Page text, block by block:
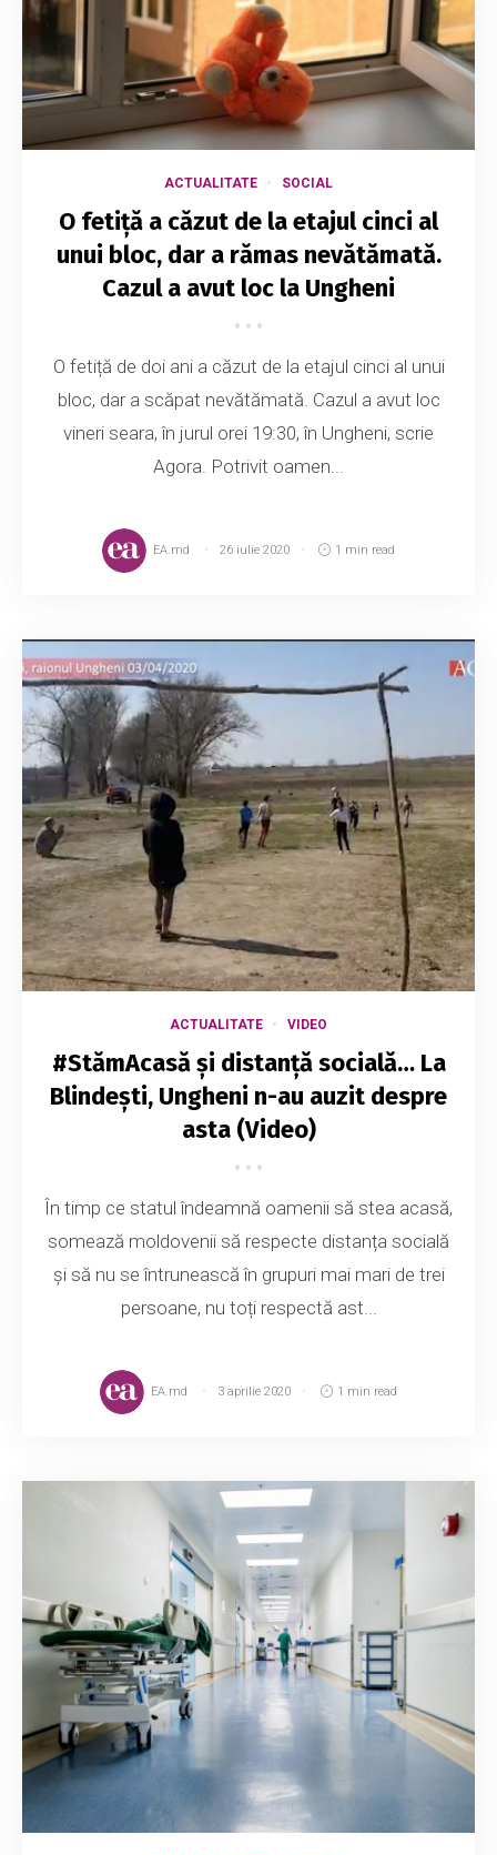
ACTUALITATE SOCIAL
O fetiță a căzut de la etajul cinci al
unui bloc, dar a rămas nevătămată.
Cazul a avut loc la Ungheni
O fetiță de doi ani a căzut de la etajul cinci al unui
bloc, dar a scăpat nevătămată. Cazul a avut loc
vineri seara, în jurul orei 19:30, în Ungheni, scrie
Agora. Potrivit oamen...
EA.md 26 iulie 2020 1 min read
ACTUALITATE VIDEO
#StămAcasă și distanță socială… La
Blindești, Ungheni n-au auzit despre
asta (Video)
În timp ce statul îndeamnă oamenii să stea acasă,
somează moldovenii să respecte distanța socială
și să nu se întrunească în grupuri mai mari de trei
persoane, nu toți respectă ast...
EA.md 3 aprilie 2020 1 min read